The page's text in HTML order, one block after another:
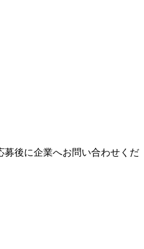
募後に企業へお問い合わせくだ